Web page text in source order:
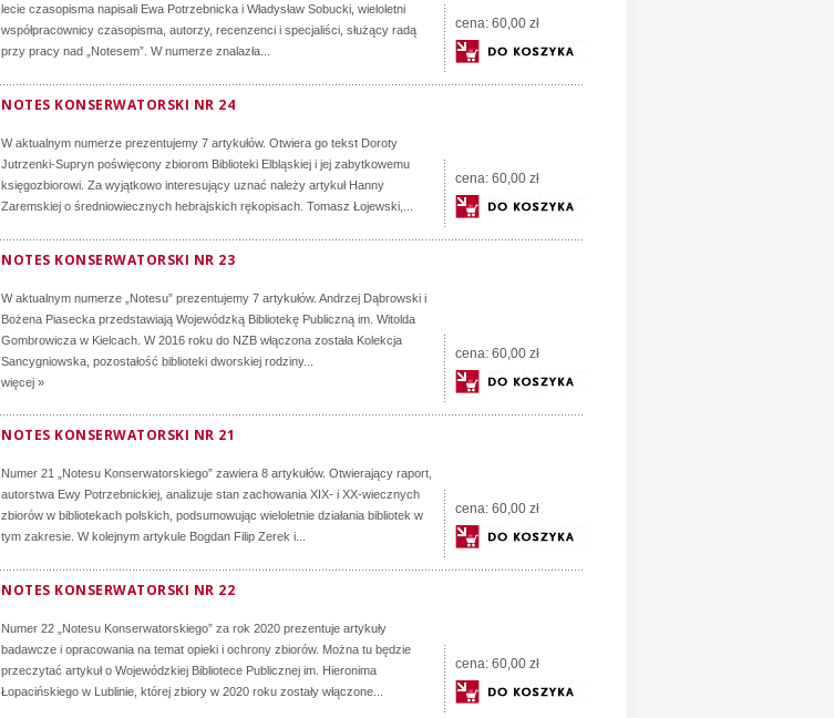
lecie czasopisma napisali Ewa Potrzebnicka i Władysław Sobucki, wieloletni
współpracownicy czasopisma, autorzy, recenzenci i specjaliści, służący radą
przy pracy nad „Notesem”. W numerze znalazła...
cena: 60,00 zł
NOTES KONSERWATORSKI NR 24
W aktualnym numerze prezentujemy 7 artykułów. Otwiera go tekst Doroty
Jutrzenki-Supryn poświęcony zbiorom Biblioteki Elbląskiej i jej zabytkowemu
księgozbiorowi. Za wyjątkowo interesujący uznać należy artykuł Hanny
Zaremskiej o średniowiecznych hebrajskich rękopisach. Tomasz Łojewski,...
cena: 60,00 zł
NOTES KONSERWATORSKI NR 23
W aktualnym numerze „Notesu” prezentujemy 7 artykułów. Andrzej Dąbrowski i
Bożena Piasecka przedstawiają Wojewódzką Bibliotekę Publiczną im. Witolda
Gombrowicza w Kielcach. W 2016 roku do NZB włączona została Kolekcja
Sancygniowska, pozostałość biblioteki dworskiej rodziny...
więcej »
cena: 60,00 zł
NOTES KONSERWATORSKI NR 21
Numer 21 „Notesu Konserwatorskiego” zawiera 8 artykułów. Otwierający raport,
autorstwa Ewy Potrzebnickiej, analizuje stan zachowania XIX- i XX-wiecznych
zbiorów w bibliotekach polskich, podsumowując wieloletnie działania bibliotek w
tym zakresie. W kolejnym artykule Bogdan Filip Zerek i...
cena: 60,00 zł
NOTES KONSERWATORSKI NR 22
Numer 22 „Notesu Konserwatorskiego” za rok 2020 prezentuje artykuły
badawcze i opracowania na temat opieki i ochrony zbiorów. Można tu będzie
przeczytać artykuł o Wojewódzkiej Bibliotece Publicznej im. Hieronima
Łopacińskiego w Lublinie, której zbiory w 2020 roku zostały włączone...
cena: 60,00 zł